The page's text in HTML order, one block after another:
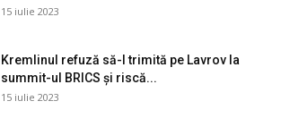
15 iulie 2023
Kremlinul refuză să-l trimită pe Lavrov la
summit-ul BRICS și riscă...
15 iulie 2023